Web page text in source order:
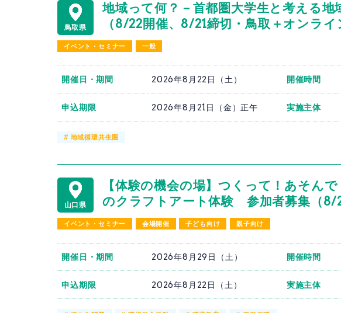
鳥取県
地域って何？－首都圏大学生と考える
（8/22開催、8/21締切・鳥取＋オンライ
イベント・セミナー 一般
開催日・期間 2026年8月22日（土） 開催時間
申込期限 2026年8月21日（金）正午 実施主体
# 地域循環共生圏
山口県
【体験の機会の場】つくって！あそん
のクラフトアート体験 参加者募集（8/
イベント・セミナー 会場開催 子ども向け 親子向け
開催日・期間 2026年8月29日（土） 開催時間
申込期限 2026年8月22日（土） 実施主体